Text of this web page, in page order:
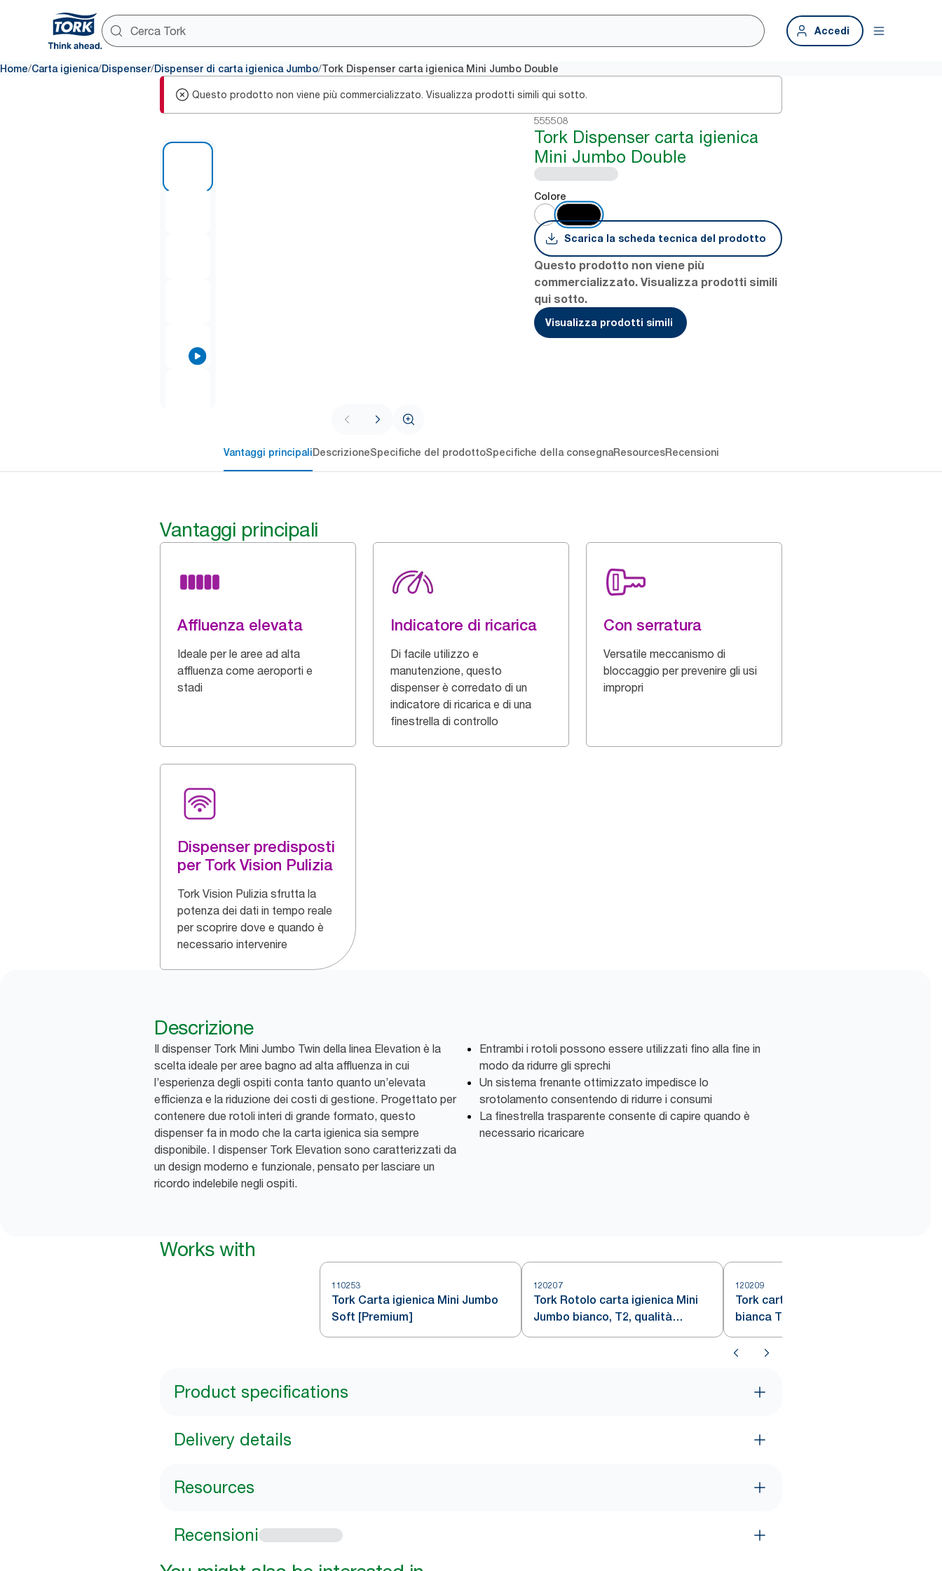
Accedi
Home/Carta igienica/Dispenser/Dispenser di carta igienica Jumbo/Tork Dispenser carta igienica Mini Jumbo Double
Questo prodotto non viene più commercializzato. Visualizza prodotti simili qui sotto.
555508
Tork Dispenser carta igienica
Mini Jumbo Double
Colore
Scarica la scheda tecnica del prodotto
Questo prodotto non viene più
commercializzato. Visualizza prodotti simili
qui sotto.
Visualizza prodotti simili
Vantaggi principaliDescrizioneSpecifiche del prodottoSpecifiche della consegnaResourcesRecensioni
Vantaggi principali
Affluenza elevata
Ideale per le aree ad alta
affluenza come aeroporti e
stadi
Indicatore di ricarica
Di facile utilizzo e
manutenzione, questo
dispenser è corredato di un
indicatore di ricarica e di una
finestrella di controllo
Con serratura
Versatile meccanismo di
bloccaggio per prevenire gli usi
impropri
Dispenser predisposti
per Tork Vision Pulizia
Tork Vision Pulizia sfrutta la
potenza dei dati in tempo reale
per scoprire dove e quando è
necessario intervenire
Descrizione
Il dispenser Tork Mini Jumbo Twin della linea Elevation è la
scelta ideale per aree bagno ad alta affluenza in cui
l’esperienza degli ospiti conta tanto quanto un’elevata
efficienza e la riduzione dei costi di gestione. Progettato per
contenere due rotoli interi di grande formato, questo
dispenser fa in modo che la carta igienica sia sempre
disponibile. I dispenser Tork Elevation sono caratterizzati da
un design moderno e funzionale, pensato per lasciare un
ricordo indelebile negli ospiti.
Entrambi i rotoli possono essere utilizzati fino alla fine in
modo da ridurre gli sprechi
Un sistema frenante ottimizzato impedisce lo
srotolamento consentendo di ridurre i consumi
La finestrella trasparente consente di capire quando è
necessario ricaricare
Works with
110253
Tork Carta igienica Mini Jumbo
Soft [Premium]
120207
Tork Rotolo carta igienica Mini
Jumbo bianco, T2, qualità
Advanced, 2 veli, 12 rotoli da 130
120209
Tork carta igienica Mini Jumbo
bianca T2
Product specifications
Delivery details
Resources
Recensioni